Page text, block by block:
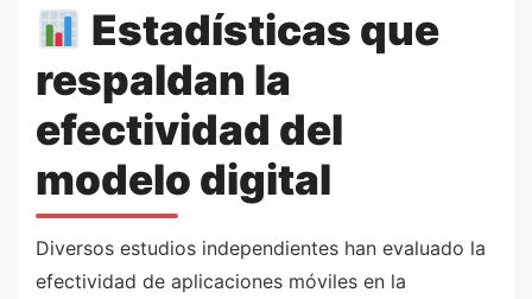
Estadísticas que
respaldan la
efectividad del
modelo digital
Diversos estudios independientes han evaluado la
efectividad de aplicaciones móviles en la